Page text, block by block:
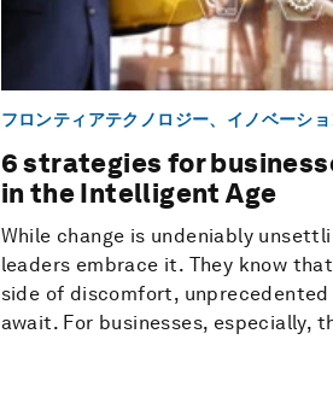
フロンティアテクノロジー、イノベーシ
6 strategies for
in the Intelligent Age
While change is undeniably
leaders embrace it. They know
side of discomfort,
await. For businesses, especially,